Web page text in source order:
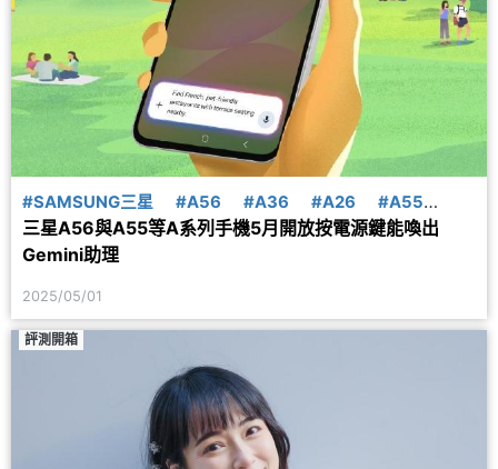
#SAMSUNG三星 #A56 #A36 #A26
#A55
#A35
#A54 #A34 #A25 #Gemini
三星A56與A55等A系列手機5月開放按電源鍵能喚出
Gemini助理
2025/05/01
評測開箱